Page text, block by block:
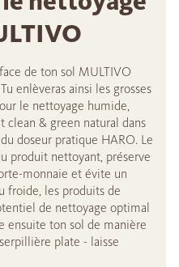
de ton sol MULTIVO
enlèveras ainsi les grosses
le nettoyage humide,
clean & green natural dans
doseur pratique HARO. Le
produit nettoyant, préserve
monnaie et évite un
froide, les produits de
de nettoyage optimal
ensuite ton sol de manière
plate - laisse